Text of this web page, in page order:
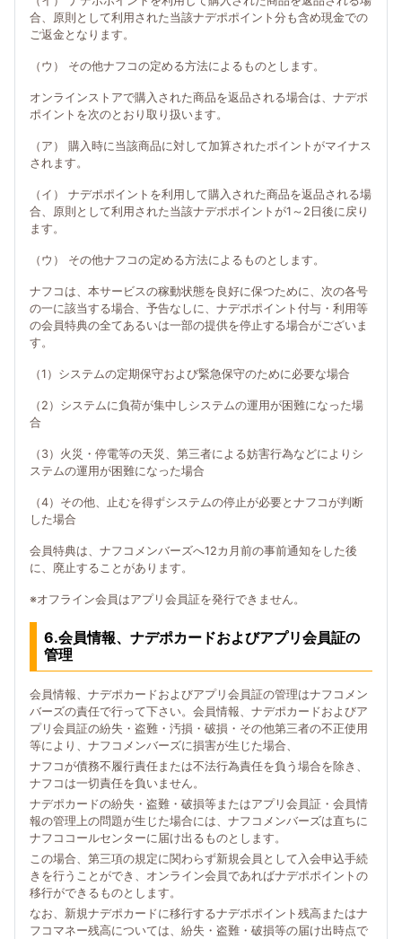
合、原則として利用された当該ナデポポイント分も含め現金での
ご返金となります。
（ウ） その他ナフコの定める方法によるものとします。
オンラインストアで購入された商品を返品される場合は、ナデポ
ポイントを次のとおり取り扱います。
（ア） 購入時に当該商品に対して加算されたポイントがマイナス
されます。
（イ） ナデポポイントを利用して購入された商品を返品される場
合、原則として利用された当該ナデポポイントが1～2日後に戻り
ます。
（ウ） その他ナフコの定める方法によるものとします。
ナフコは、本サービスの稼動状態を良好に保つために、次の各号
の一に該当する場合、予告なしに、ナデポポイント付与・利用等
の会員特典の全てあるいは一部の提供を停止する場合がございま
す。
（1）システムの定期保守および緊急保守のために必要な場合
（2）システムに負荷が集中しシステムの運用が困難になった場
合
（3）火災・停電等の天災、第三者による妨害行為などによりシ
ステムの運用が困難になった場合
（4）その他、止むを得ずシステムの停止が必要とナフコが判断
した場合
会員特典は、ナフコメンバーズへ12カ月前の事前通知をした後
に、廃止することがあります。
※オフライン会員はアプリ会員証を発行できません。
6.会員情報、ナデポカードおよびアプリ会員証の
管理
会員情報、ナデポカードおよびアプリ会員証の管理はナフコメン
バーズの責任で行って下さい。会員情報、ナデポカードおよびア
プリ会員証の紛失・盗難・汚損・破損・その他第三者の不正使用
等により、ナフコメンバーズに損害が生じた場合、
ナフコが債務不履行責任または不法行為責任を負う場合を除き、
ナフコは一切責任を負いません。
ナデポカードの紛失・盗難・破損等またはアプリ会員証・会員情
報の管理上の問題が生じた場合には、ナフコメンバーズは直ちに
ナフココールセンターに届け出るものとします。
この場合、第三項の規定に関わらず新規会員として入会申込手続
きを行うことができ、オンライン会員であればナデポポイントの
移行ができるものとします。
なお、新規ナデポカードに移行するナデポポイント残高またはナ
フコマネー残高については、紛失・盗難・破損等の届け出時点で